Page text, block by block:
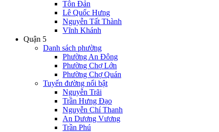
Tôn Đản
Lê Quốc Hưng
Nguyễn Tất Thành
Vĩnh Khánh
Quận 5
Danh sách phường
Phường An Đông
Phường Chợ Lớn
Phường Chợ Quán
Tuyến đường nổi bật
Nguyễn Trãi
Trần Hưng Đạo
Nguyễn Chí Thanh
An Dương Vương
Trần Phú